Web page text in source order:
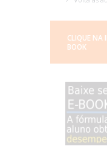
CLIQUE NA
BOOK